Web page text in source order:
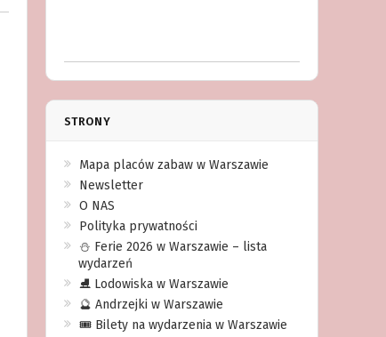
STRONY
Mapa placów zabaw w Warszawie
Newsletter
O NAS
Polityka prywatności
⛄️ Ferie 2026 w Warszawie – lista
wydarzeń
⛸ Lodowiska w Warszawie
🔮 Andrzejki w Warszawie
🎟️ Bilety na wydarzenia w Warszawie